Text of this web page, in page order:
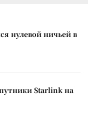
нулевой ничьей в
Starlink на